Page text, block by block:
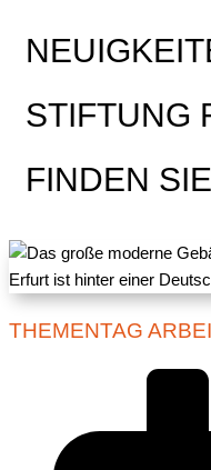
STIFTUNG
FINDEN
THEMENTAG